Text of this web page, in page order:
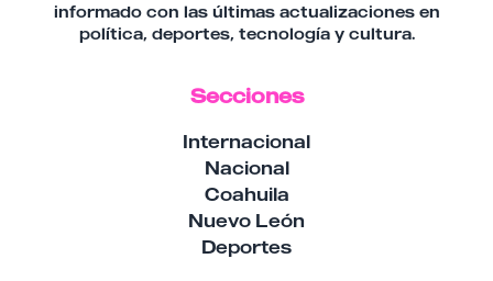
informado con las últimas actualizaciones en
política, deportes, tecnología y cultura.
Secciones
Internacional
Nacional
Coahuila
Nuevo León
Deportes